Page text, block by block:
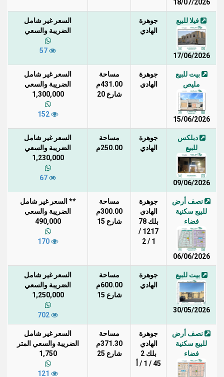
18/07/2026
فيلا للبيع
17/06/2026
جوهرة
الهادي
السعر غير شامل
الضريبة والسعي
بيت للبيع
مليص
15/06/2026
جوهرة
الهادي
مساحة
431.00م
شارع 20
السعر غير شامل
الضريبة والسعي
1,300,000
دبلكس
للبيع
09/06/2026
جوهرة
الهادي
مساحة
250.00م
السعر غير شامل
الضريبة والسعي
1,230,000
نصف أرض
للبيع سكنية
فضاء
06/06/2026
جوهرة
الهادي
بلك 78
1217 /
1 / 2
مساحة
300.00م
شارع 15
** السعر غير شامل
الضريبة والسعي
490,000
بيت للبيع
30/05/2026
جوهرة
الهادي
مساحة
600.00م
شارع 15
السعر غير شامل
الضريبة والسعي
1,250,000
نصف أرض
للبيع سكنية
فضاء
جوهرة
الهادي
بلك 2
45 / 1 / أ
مساحة
371.30م
شارع 25
السعر غير شامل
الضريبة والسعي المتر
1,750